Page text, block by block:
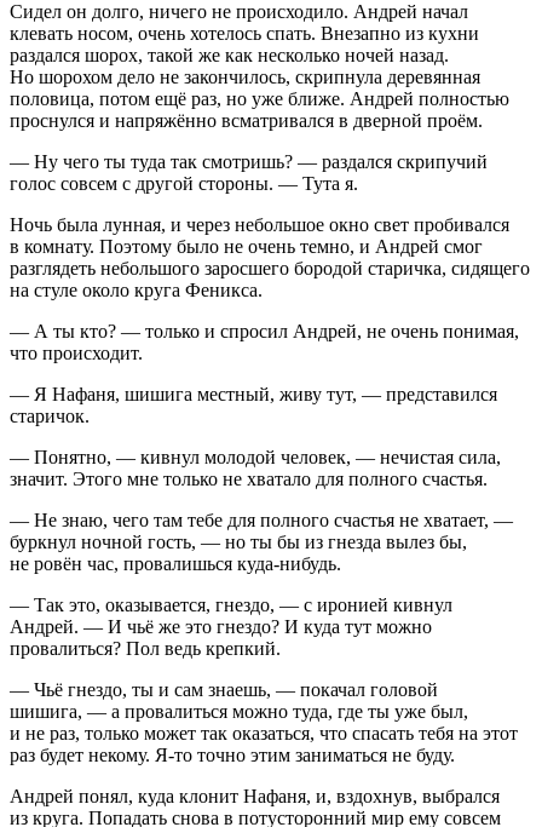
Сидел он долго, ничего не происходило. Андрей начал
клевать носом, очень хотелось спать. Внезапно из кухни
раздался шорох, такой же как несколько ночей назад.
Но шорохом дело не закончилось, скрипнула деревянная
половица, потом ещё раз, но уже ближе. Андрей полностью
проснулся и напряжённо всматривался в дверной проём.
— Ну чего ты туда так смотришь? — раздался скрипучий
голос совсем с другой стороны. — Тута я.
Ночь была лунная, и через небольшое окно свет пробивался
в комнату. Поэтому было не очень темно, и Андрей смог
разглядеть небольшого заросшего бородой старичка, сидящего
на стуле около круга Феникса.
— А ты кто? — только и спросил Андрей, не очень понимая,
что происходит.
— Я Нафаня, шишига местный, живу тут, — представился
старичок.
— Понятно, — кивнул молодой человек, — нечистая сила,
значит. Этого мне только не хватало для полного счастья.
— Не знаю, чего там тебе для полного счастья не хватает, —
буркнул ночной гость, — но ты бы из гнезда вылез бы,
не ровён час, провалишься куда-нибудь.
— Так это, оказывается, гнездо, — с иронией кивнул
Андрей. — И чьё же это гнездо? И куда тут можно
провалиться? Пол ведь крепкий.
— Чьё гнездо, ты и сам знаешь, — покачал головой
шишига, — а провалиться можно туда, где ты уже был,
и не раз, только может так оказаться, что спасать тебя на этот
раз будет некому. Я-то точно этим заниматься не буду.
Андрей понял, куда клонит Нафаня, и, вздохнув, выбрался
из круга. Попадать снова в потусторонний мир ему совсем